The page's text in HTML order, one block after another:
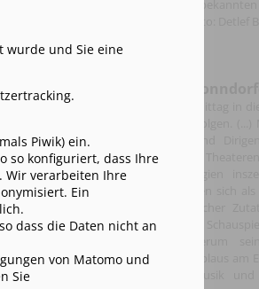
musikalische Atmosphäre. (Foto: Detlef
Krimi beendet eine
Besucher strömten am späten Nachmittag in
„Skyfall" setzten Orchester und
Schauspieler vom Freiburger
Abgründe und kriminelle Energien
und Christoph Hüllstrung erwiesen sich als
bedienten sich klassischer
Sex. (...) Die Professionalität der
Können entlockte. (...) Tosender Applaus am
Melange aus exzellenter Musik und
wurde und Sie eine
Piwik) ein.
so konfiguriert, dass Ihre
Wir verarbeiten Ihre
Ein
dass die Daten nicht an
von Matomo und
Sie